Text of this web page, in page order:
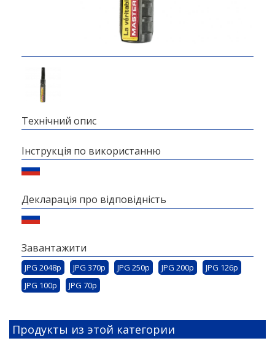
Технічний опис
Інструкція по використанню
Декларація про відповідність
Завантажити
JPG 2048p JPG 370p JPG 250p JPG 200p
JPG 126p
JPG 100p
JPG 70p
Продукты из этой категории